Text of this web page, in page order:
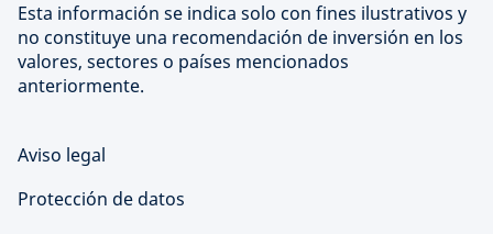
Esta información se indica solo con fines ilustrativos y
no constituye una recomendación de inversión en los
valores, sectores o países mencionados
anteriormente.
Aviso legal
Protección de datos